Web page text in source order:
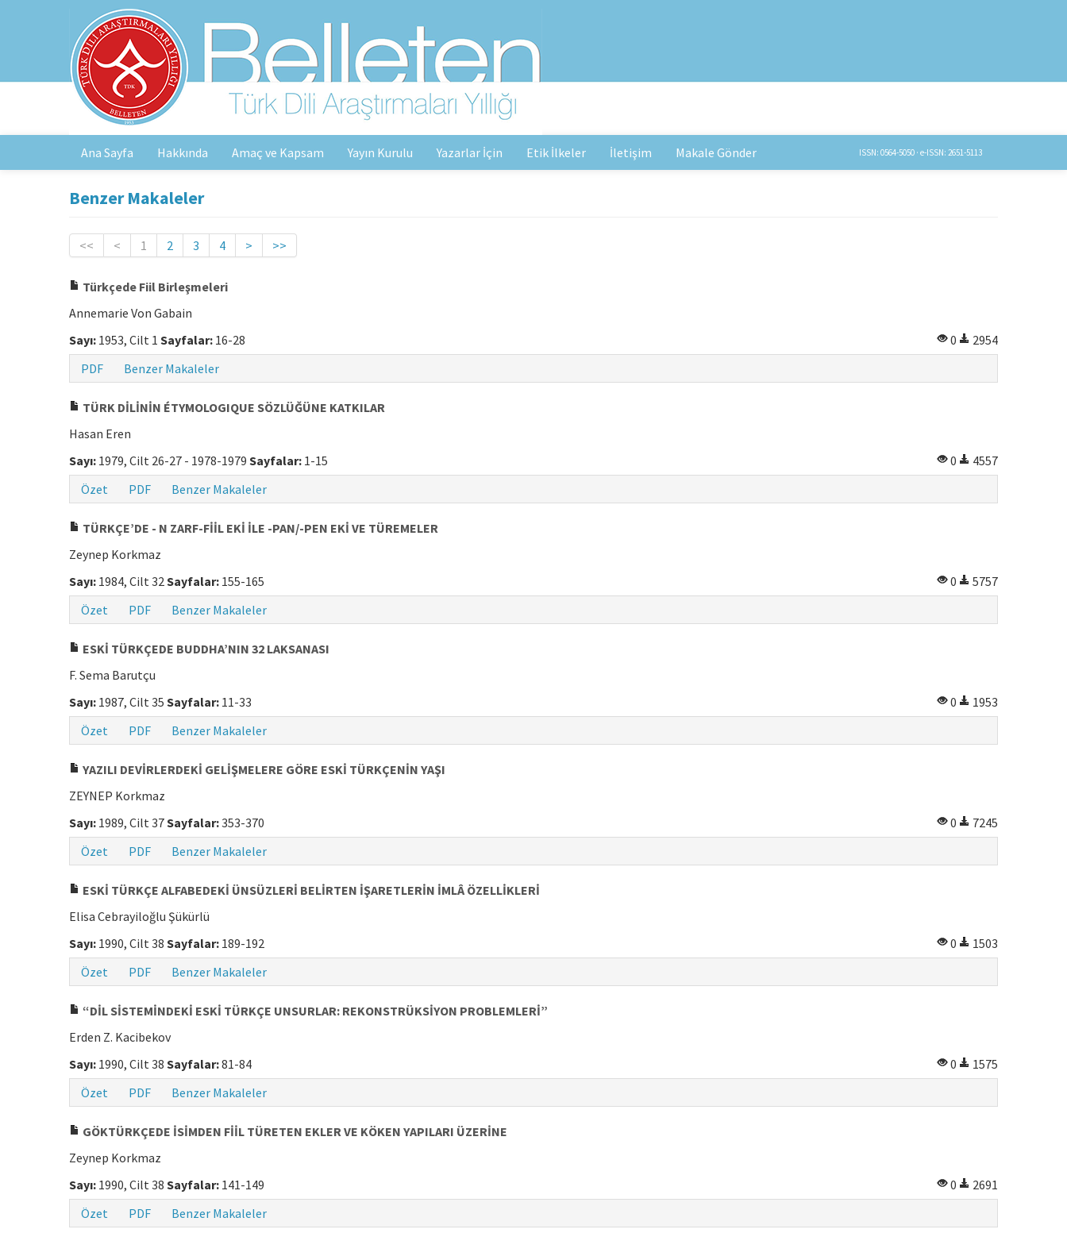
Ana Sayfa Hakkında Amaç ve Kapsam Yayın Kurulu Yazarlar İçin Etik İlkeler İletişim Makale Gönder ISSN: 0564-5050 · e-ISSN: 2651-5113
Benzer Makaleler
<< < 1 2 3 4 > >>
Türkçede Fiil Birleşmeleri
Annemarie Von Gabain
Sayı: 1953, Cilt 1 Sayfalar: 16-28 0
2954
PDF
Benzer Makaleler
TÜRK DİLİNİN ÉTYMOLOGIQUE SÖZLÜĞÜNE KATKILAR
Hasan Eren
Sayı: 1979, Cilt 26-27 - 1978-1979 Sayfalar: 1-15 0
4557
Özet
PDF Benzer Makaleler
TÜRKÇE’DE - N ZARF-FİİL EKİ İLE -PAN/-PEN EKİ VE TÜREMELER
Zeynep Korkmaz
Sayı: 1984, Cilt 32Sayfalar: 155-165 0
5757
Özet
PDF Benzer Makaleler
ESKİ TÜRKÇEDE BUDDHA’NIN 32 LAKSANASI
F. Sema Barutçu
Sayı: 1987, Cilt 35 Sayfalar: 11-33 0
1953
Özet
PDF Benzer Makaleler
YAZILI DEVİRLERDEKİ GELİŞMELERE GÖRE ESKİ TÜRKÇENİN YAŞI
ZEYNEP Korkmaz
Sayı: 1989, Cilt 37Sayfalar:353-370 0
7245
Özet
PDF Benzer Makaleler
ESKİ TÜRKÇE ALFABEDEKİ ÜNSÜZLERİ BELİRTEN İŞARETLERİN İMLÂ ÖZELLİKLERİ
Elisa Cebrayiloğlu Şükürlü
Sayı: 1990, Cilt 38 Sayfalar: 189-192 0
1503
Özet
PDF Benzer Makaleler
“DİL SİSTEMİNDEKİ ESKİ TÜRKÇE UNSURLAR: REKONSTRÜKSİYON PROBLEMLERİ”
Erden Z. Kacibekov
Sayı: 1990, Cilt 38 Sayfalar:81-84 0
1575
Özet
PDF Benzer Makaleler
GÖKTÜRKÇEDE İSİMDEN FİİL TÜRETEN EKLER VE KÖKEN YAPILARI ÜZERİNE
Zeynep Korkmaz
Sayı: 1990, Cilt 38 Sayfalar: 141-149 0
2691
Özet
PDF Benzer Makaleler